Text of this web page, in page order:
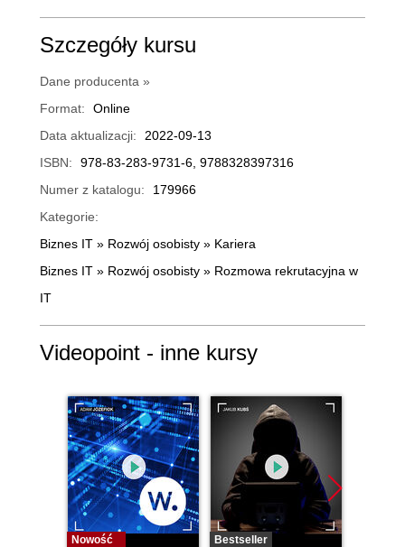
Szczegóły kursu
Dane producenta »
Format:
Online
Data aktualizacji:
2022-09-13
ISBN:
978-83-283-9731-6, 9788328397316
Numer z katalogu:
179966
Kategorie:
Biznes IT » Rozwój osobisty » Kariera
Biznes IT » Rozwój osobisty » Rozmowa rekrutacyjna w
IT
Videopoint - inne kursy
Nowość
Bestseller